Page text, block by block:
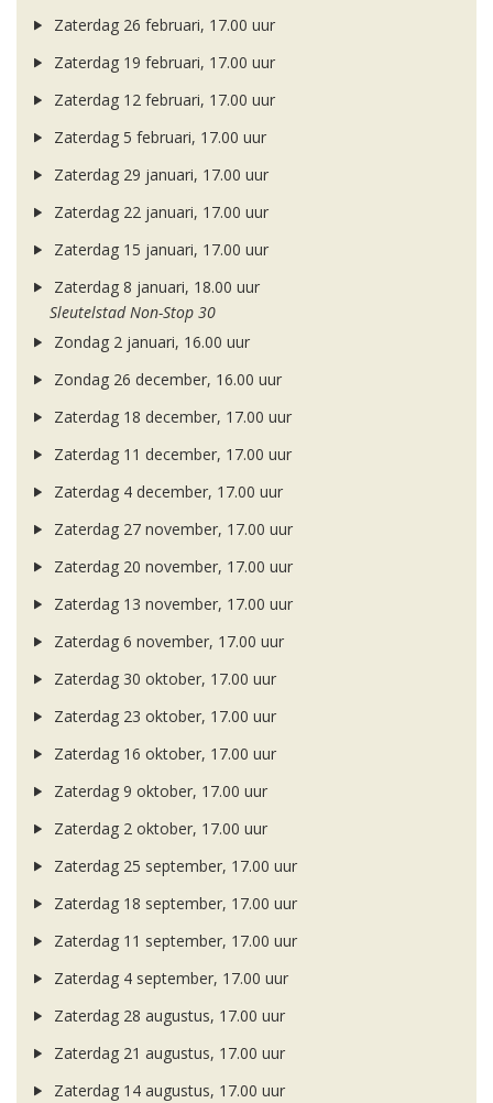
Zaterdag 26 februari, 17.00 uur
Zaterdag 19 februari, 17.00 uur
Zaterdag 12 februari, 17.00 uur
Zaterdag 5 februari, 17.00 uur
Zaterdag 29 januari, 17.00 uur
Zaterdag 22 januari, 17.00 uur
Zaterdag 15 januari, 17.00 uur
Zaterdag 8 januari, 18.00 uur
Sleutelstad Non-Stop 30
Zondag 2 januari, 16.00 uur
Zondag 26 december, 16.00 uur
Zaterdag 18 december, 17.00 uur
Zaterdag 11 december, 17.00 uur
Zaterdag 4 december, 17.00 uur
Zaterdag 27 november, 17.00 uur
Zaterdag 20 november, 17.00 uur
Zaterdag 13 november, 17.00 uur
Zaterdag 6 november, 17.00 uur
Zaterdag 30 oktober, 17.00 uur
Zaterdag 23 oktober, 17.00 uur
Zaterdag 16 oktober, 17.00 uur
Zaterdag 9 oktober, 17.00 uur
Zaterdag 2 oktober, 17.00 uur
Zaterdag 25 september, 17.00 uur
Zaterdag 18 september, 17.00 uur
Zaterdag 11 september, 17.00 uur
Zaterdag 4 september, 17.00 uur
Zaterdag 28 augustus, 17.00 uur
Zaterdag 21 augustus, 17.00 uur
Zaterdag 14 augustus, 17.00 uur